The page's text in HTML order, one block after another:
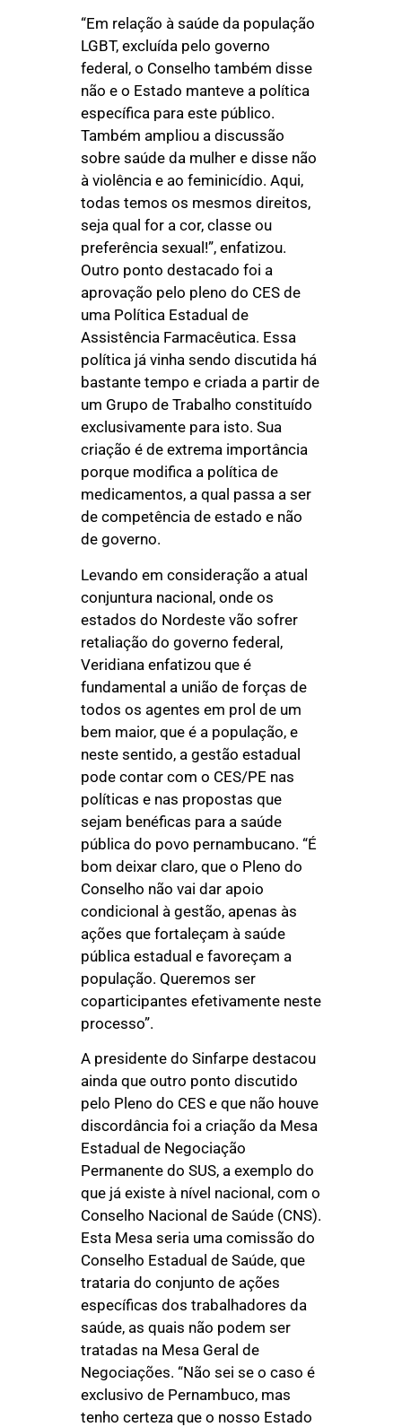
“Em relação à saúde da população
LGBT, excluída pelo governo
federal, o Conselho também disse
não e o Estado manteve a política
específica para este público.
Também ampliou a discussão
sobre saúde da mulher e disse não
à violência e ao feminicídio. Aqui,
todas temos os mesmos direitos,
seja qual for a cor, classe ou
preferência sexual!”, enfatizou.
Outro ponto destacado foi a
aprovação pelo pleno do CES de
uma Política Estadual de
Assistência Farmacêutica. Essa
política já vinha sendo discutida há
bastante tempo e criada a partir de
um Grupo de Trabalho constituído
exclusivamente para isto. Sua
criação é de extrema importância
porque modifica a política de
medicamentos, a qual passa a ser
de competência de estado e não
de governo.
Levando em consideração a atual
conjuntura nacional, onde os
estados do Nordeste vão sofrer
retaliação do governo federal,
Veridiana enfatizou que é
fundamental a união de forças de
todos os agentes em prol de um
bem maior, que é a população, e
neste sentido, a gestão estadual
pode contar com o CES/PE nas
políticas e nas propostas que
sejam benéficas para a saúde
pública do povo pernambucano. “É
bom deixar claro, que o Pleno do
Conselho não vai dar apoio
condicional à gestão, apenas às
ações que fortaleçam à saúde
pública estadual e favoreçam a
população. Queremos ser
coparticipantes efetivamente neste
processo”.
A presidente do Sinfarpe destacou
ainda que outro ponto discutido
pelo Pleno do CES e que não houve
discordância foi a criação da Mesa
Estadual de Negociação
Permanente do SUS, a exemplo do
que já existe à nível nacional, com o
Conselho Nacional de Saúde (CNS).
Esta Mesa seria uma comissão do
Conselho Estadual de Saúde, que
trataria do conjunto de ações
específicas dos trabalhadores da
saúde, as quais não podem ser
tratadas na Mesa Geral de
Negociações. “Não sei se o caso é
exclusivo de Pernambuco, mas
tenho certeza que o nosso Estado